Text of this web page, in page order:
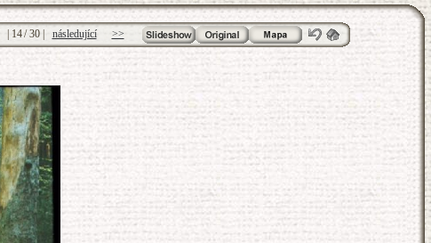
14/ 30 následující >>